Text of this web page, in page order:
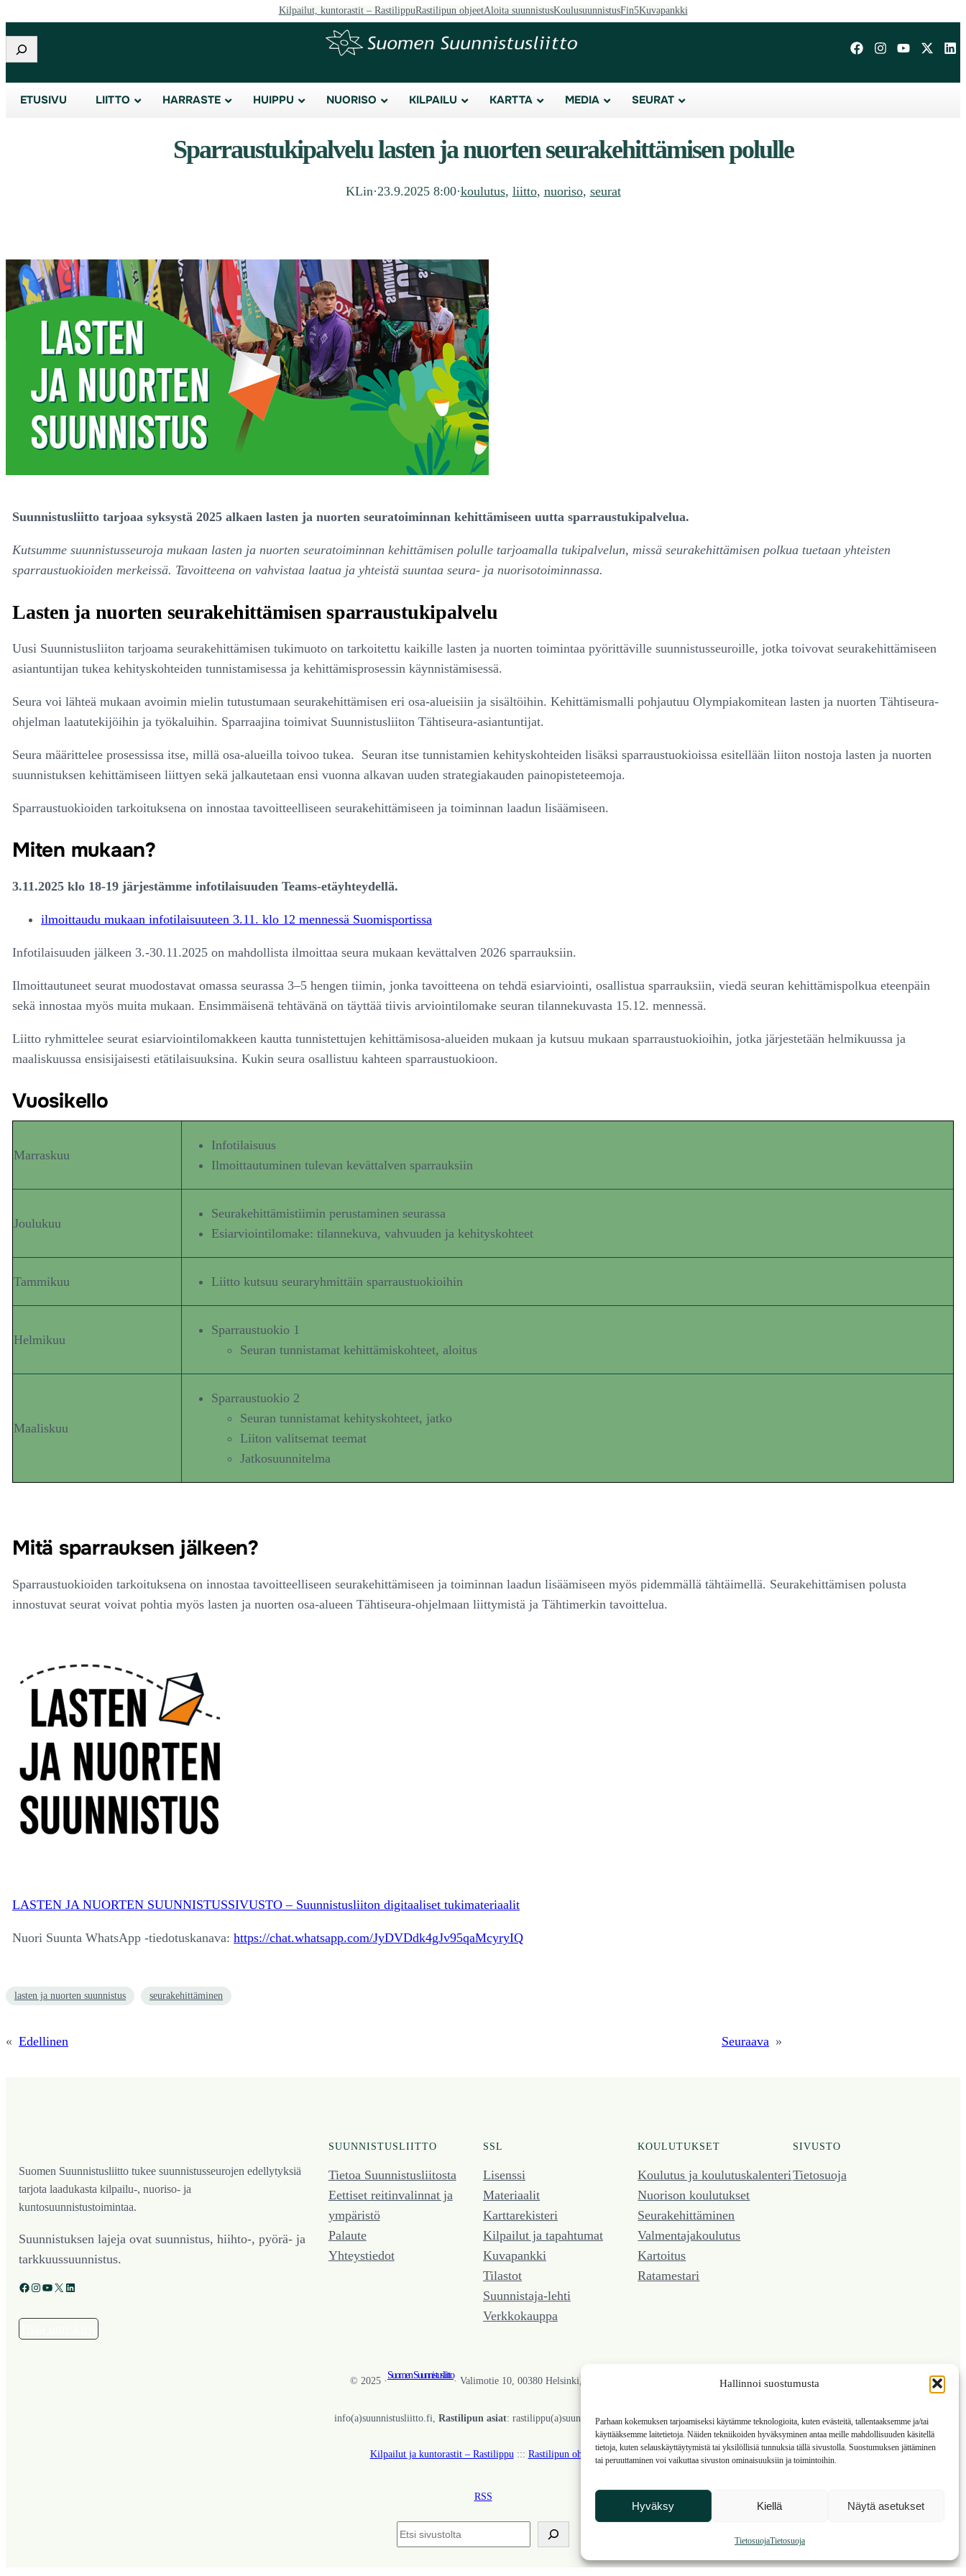
Hallinnoi suostumusta
Parhaan kokemuksen tarjoamiseksi käytämme teknologioita, kuten evästeitä, tallentaaksemme ja/tai
käyttääksemme laitetietoja. Näiden tekniikoiden hyväksyminen antaa meille mahdollisuuden käsitellä
tietoja, kuten selauskäyttäytymistä tai yksilöllisiä tunnuksia tällä sivustolla. Suostumuksen jättäminen
tai peruuttaminen voi vaikuttaa sivuston ominaisuuksiin ja toimintoihin.
Hyväksy Kiellä Näytä asetukset
TietosuojaTietosuoja
Kilpailut, kuntorastit – RastilippuRastilipun ohjeetAloita suunnistusKoulusuunnistusFin5Kuvapankki
Etsi
ETUSIVU LIITTO HARRASTE HUIPPU NUORISO KILPAILU KARTTA MEDIA SEURAT
Sparraustukipalvelu lasten ja nuorten seurakehittämisen polulle
KLin·23.9.2025 8:00·koulutus, liitto, nuoriso, seurat
Suunnistusliitto tarjoaa syksystä 2025 alkaen lasten ja nuorten seuratoiminnan kehittämiseen uutta sparraustukipalvelua.
Kutsumme suunnistusseuroja mukaan lasten ja nuorten seuratoiminnan kehittämisen polulle tarjoamalla tukipalvelun, missä seurakehittämisen polkua tuetaan yhteisten
sparraustuokioiden merkeissä. Tavoitteena on vahvistaa laatua ja yhteistä suuntaa seura- ja nuorisotoiminnassa.
Lasten ja nuorten seurakehittämisen sparraustukipalvelu
Uusi Suunnistusliiton tarjoama seurakehittämisen tukimuoto on tarkoitettu kaikille lasten ja nuorten toimintaa pyörittäville suunnistusseuroille, jotka toivovat seurakehittämiseen
asiantuntijan tukea kehityskohteiden tunnistamisessa ja kehittämisprosessin käynnistämisessä.
Seura voi lähteä mukaan avoimin mielin tutustumaan seurakehittämisen eri osa-alueisiin ja sisältöihin. Kehittämismalli pohjautuu Olympiakomitean lasten ja nuorten Tähtiseura-
ohjelman laatutekijöihin ja työkaluihin. Sparraajina toimivat Suunnistusliiton Tähtiseura-asiantuntijat.
Seura määrittelee prosessissa itse, millä osa-alueilla toivoo tukea. Seuran itse tunnistamien kehityskohteiden lisäksi sparraustuokioissa esitellään liiton nostoja lasten ja nuorten
suunnistuksen kehittämiseen liittyen sekä jalkautetaan ensi vuonna alkavan uuden strategiakauden painopisteteemoja.
Sparraustuokioiden tarkoituksena on innostaa tavoitteelliseen seurakehittämiseen ja toiminnan laadun lisäämiseen.
Miten mukaan?
3.11.2025 klo 18-19 järjestämme infotilaisuuden Teams-etäyhteydellä.
ilmoittaudu mukaan infotilaisuuteen 3.11. klo 12 mennessä Suomisportissa
Infotilaisuuden jälkeen 3.-30.11.2025 on mahdollista ilmoittaa seura mukaan kevättalven 2026 sparrauksiin.
Ilmoittautuneet seurat muodostavat omassa seurassa 3–5 hengen tiimin, jonka tavoitteena on tehdä esiarviointi, osallistua sparrauksiin, viedä seuran kehittämispolkua eteenpäin
sekä innostaa myös muita mukaan. Ensimmäisenä tehtävänä on täyttää tiivis arviointilomake seuran tilannekuvasta 15.12. mennessä.
Liitto ryhmittelee seurat esiarviointilomakkeen kautta tunnistettujen kehittämisosa-alueiden mukaan ja kutsuu mukaan sparraustuokioihin, jotka järjestetään helmikuussa ja
maaliskuussa ensisijaisesti etätilaisuuksina. Kukin seura osallistuu kahteen sparraustuokioon.
Vuosikello
Marraskuu
Infotilaisuus
Ilmoittautuminen tulevan kevättalven sparrauksiin
Joulukuu
Seurakehittämistiimin perustaminen seurassa
Esiarviointilomake: tilannekuva, vahvuuden ja kehityskohteet
Tammikuu Liitto kutsuu seuraryhmittäin sparraustuokioihin
Helmikuu
Sparraustuokio 1
Seuran tunnistamat kehittämiskohteet, aloitus
Maaliskuu
Sparraustuokio 2
Seuran tunnistamat kehityskohteet, jatko
Liiton valitsemat teemat
Jatkosuunnitelma
Mitä sparrauksen jälkeen?
Sparraustuokioiden tarkoituksena on innostaa tavoitteelliseen seurakehittämiseen ja toiminnan laadun lisäämiseen myös pidemmällä tähtäimellä. Seurakehittämisen polusta
innostuvat seurat voivat pohtia myös lasten ja nuorten osa-alueen Tähtiseura-ohjelmaan liittymistä ja Tähtimerkin tavoittelua.
LASTEN JA NUORTEN SUUNNISTUSSIVUSTO – Suunnistusliiton digitaaliset tukimateriaalit
Nuori Suunta WhatsApp -tiedotuskanava: https://chat.whatsapp.com/JyDVDdk4gJv95qaMcyryIQ
lasten ja nuorten suunnistus seurakehittäminen
« Edellinen Seuraava »
Suomen Suunnistusliitto tukee suunnistusseurojen edellytyksiä
tarjota laadukasta kilpailu-, nuoriso- ja
kuntosuunnistustoimintaa.
Suunnistuksen lajeja ovat suunnistus, hiihto-, pyörä- ja
tarkkuussuunnistus.
Facebook Instagram YouTube X LinkedIn
SUUNNISTUSLIITTO
Tietoa Suunnistusliitosta
Eettiset reitinvalinnat ja
ympäristö
Palaute
Yhteystiedot
SSL
Lisenssi
Materiaalit
Karttarekisteri
Kilpailut ja tapahtumat
Kuvapankki
Tilastot
Suunnistaja-lehti
Verkkokauppa
KOULUTUKSET
Koulutus ja koulutus­kalenteri
Nuorison koulutukset
Seura­kehittäminen
Valmentaja­koulutus
Kartoitus
Ratamestari
SIVUSTO
Tietosuoja
© 2025 ·
Suomen Suunnistusliitto
· Valimotie 10, 00380 Helsinki, Finland
info(a)suunnistusliitto.fi, Rastilipun asiat: rastilippu(a)suunnistusliitto.fi
Kilpailut ja kuntorastit – Rastilippu ::: Rastilipun ohjeet
RSS
Etsi